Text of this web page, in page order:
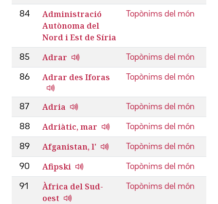
84
Administració
Autònoma del
Nord i Est de Síria
Topònims del món
85 Adrar Topònims del món
86 Adrar des Iforas Topònims del món
87 Adria Topònims del món
88 Adriàtic, mar Topònims del món
89 Afganistan, l' Topònims del món
90 Afipski Topònims del món
91
Àfrica del Sud-
oest
Topònims del món